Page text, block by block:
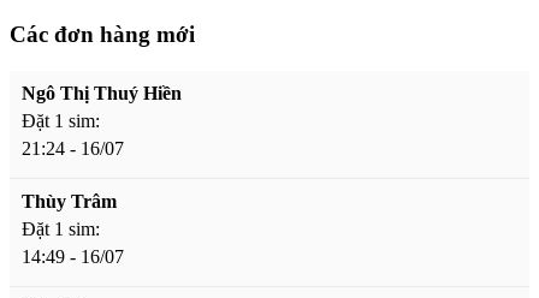
Các đơn hàng mới
Ngô Thị Thuý Hiền
Đặt 1 sim:
21:24 - 16/07
Thùy Trâm
Đặt 1 sim:
14:49 - 16/07